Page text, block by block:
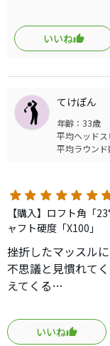
いいね
てけぽん
年齢：33歳
平均ヘッド
平均ラウン
【購入】ロフト角「
ャフト硬度「X100」
挫折したマッスル
不思議と見慣れて
えてくる…
打感はしっとりし
も広いように思う
ね！
いいね